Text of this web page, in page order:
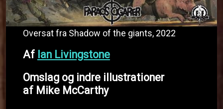
Oversat fra Shadow of the giants, 2022
Af Ian Livingstone
Omslag og indre illustrationer
af Mike McCarthy